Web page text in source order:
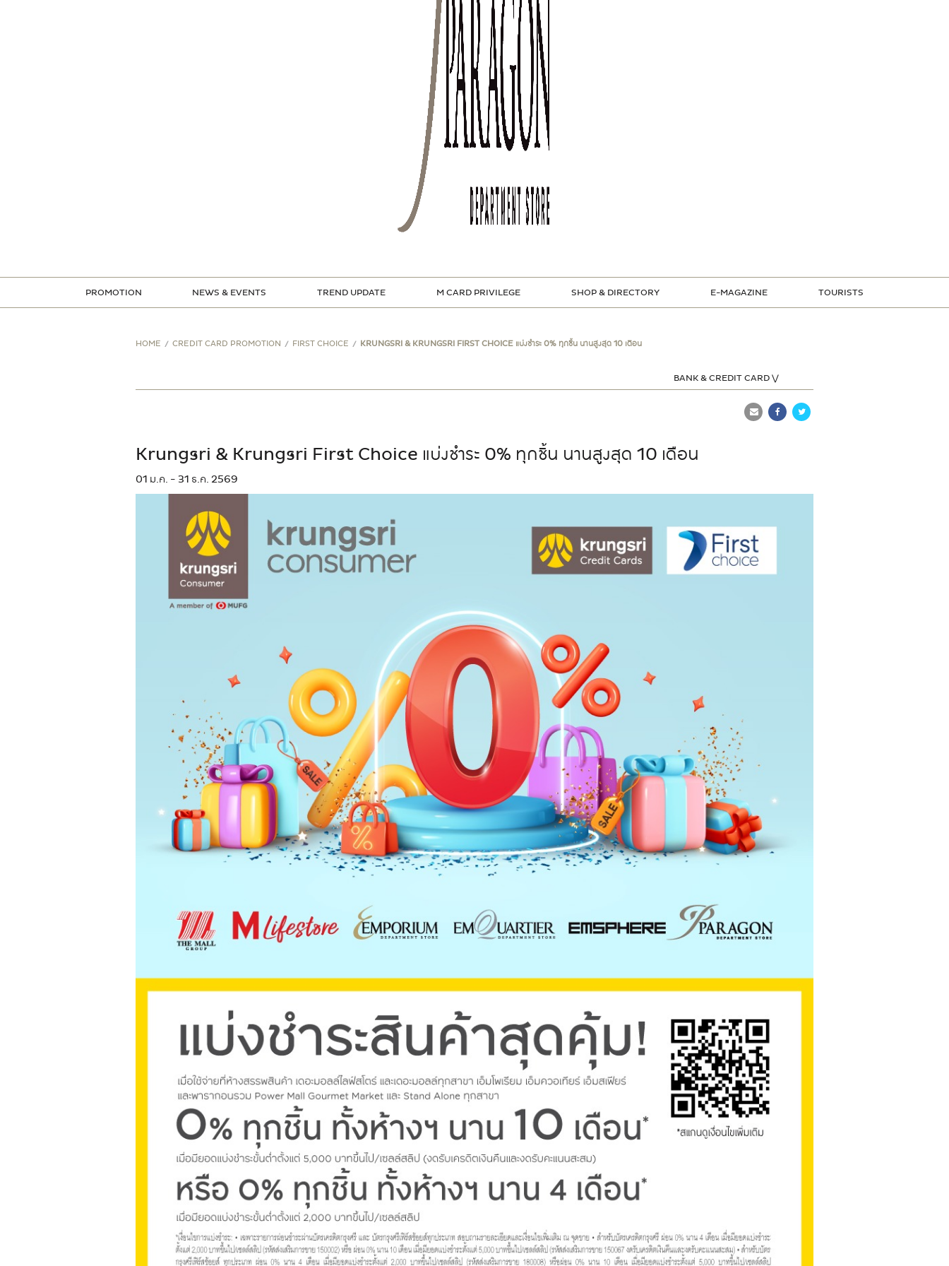
PROMOTION NEWS & EVENTS TREND UPDATE M CARD PRIVILEGE SHOP & DIRECTORY E-MAGAZINE TOURISTS
HOME CREDIT CARD PROMOTION FIRST CHOICE KRUNGSRI & KRUNGSRI FIRST CHOICE แบ่งชำระ 0% ทุกชิ้น นานสูงสุด 10 เดือน
BANK & CREDIT CARD ⋁
Krungsri & Krungsri First Choice แบ่งชำระ 0% ทุกชิ้น นานสูงสุด 10 เดือน
01 ม.ค. - 31 ธ.ค. 2569